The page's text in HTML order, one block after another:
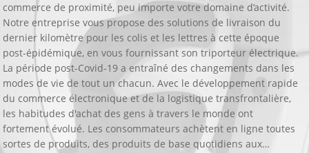
commerce de proximité, peu importe votre domaine d’activité.
Notre entreprise vous propose des solutions de livraison du
dernier kilomètre pour les colis et les lettres à cette époque
post-épidémique, en vous fournissant son triporteur électrique.
La période post-Covid-19 a entraîné des changements dans les
modes de vie de tout un chacun. Avec le développement rapide
du commerce électronique et de la logistique transfrontalière,
les habitudes d'achat des gens à travers le monde ont
fortement évolué. Les consommateurs achètent en ligne toutes
sortes de produits, des produits de base quotidiens aux